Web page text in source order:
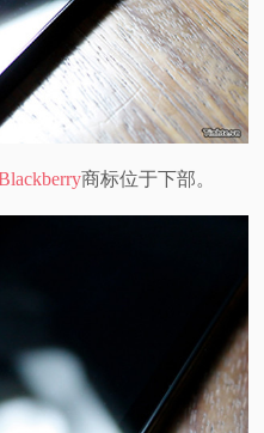
商标位于下部。